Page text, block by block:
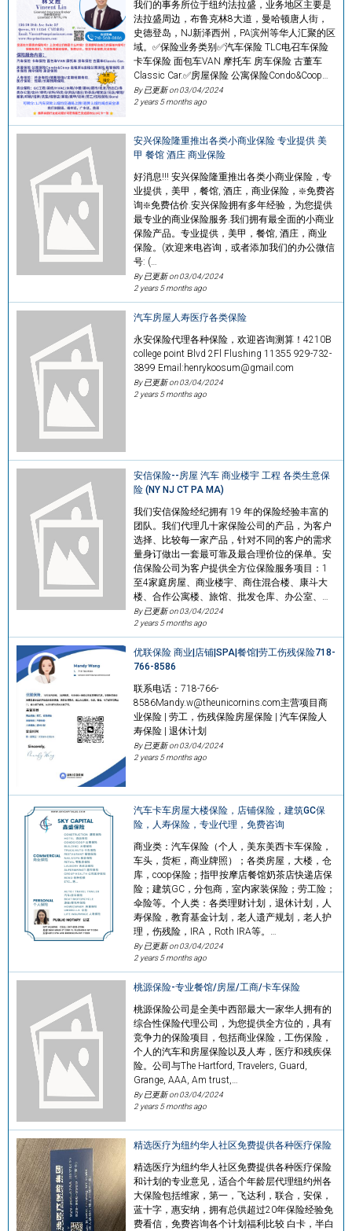
我们的事务所位于纽约法拉盛，业务地区主要是
法拉盛周边，布鲁克林8大道，曼哈顿唐人街，
史德登岛，NJ新泽西州，PA滨州等华人汇聚的区
域。✅保险业务类别✅汽车保险 TLC电召车保险
卡车保险 面包车VAN 摩托车 房车保险 古董车
Classic Car.✅房屋保险 公寓保险Condo&Coop…
By 已更新 on03/04/2024
2 years 5 months ago
安兴保险隆重推出各类小商业保险 专业提供 美
甲 餐馆 酒庄 商业保险
好消息!!! 安兴保险隆重推出各类小商业保险，专
业提供，美甲，餐馆, 酒庄，商业保险，❇️免费咨
询❇️免费估价.安兴保险拥有多年经验，为您提供
最专业的商业保险服务.我们拥有最全面的小商业
保险产品。专业提供，美甲，餐馆, 酒庄，商业
保险。(欢迎来电咨询，或者添加我们的办公微信
号: (…
By 已更新 on03/04/2024
2 years 5 months ago
汽车房屋人寿医疗各类保险
永安保险代理各种保险，欢迎咨询测算！4210B
college point Blvd 2Fl Flushing 11355 929-732-
3899 Email:henrykoosum@gmail.com
By 已更新 on03/04/2024
2 years 5 months ago
安信保险--房屋 汽车 商业楼宇 工程 各类生意保
险 (NY NJ CT PA MA)
我们安信保险经纪拥有 19 年的保险经验丰富的
团队。我们代理几十家保险公司的产品，为客户
选择、比较每一家产品，针对不同的客户的需求
量身订做出一套最可靠及最合理价位的保单。安
信保险公司为客户提供全方位保险服务项目：1
至4家庭房屋、商业楼宇、商住混合楼、康斗大
楼、合作公寓楼、旅馆、批发仓库、办公室、…
By 已更新 on03/04/2024
2 years 5 months ago
优联保险 商业|店铺|SPA|餐馆|劳工伤残保险718-
766-8586
联系电话：718-766-
8586Mandy.w@theunicornins.com主营项目商
业保险 | 劳工，伤残保险房屋保险 | 汽车保险人
寿保险 | 退休计划
By 已更新 on03/04/2024
2 years 5 months ago
汽车卡车房屋大楼保险，店铺保险，建筑GC保
险，人寿保险，专业代理，免费咨询
商业类：汽车保险（个人，美东美西卡车保险，
车头，货柜，商业牌照）；各类房屋，大楼，仓
库，coop保险；指甲按摩店餐馆奶茶店快递店保
险；建筑GC，分包商，室内家装保险；劳工险；
伞险等。个人类：各类理财计划，退休计划，人
寿保险，教育基金计划，老人遗产规划，老人护
理，伤残险，IRA，Roth IRA等。…
By 已更新 on03/04/2024
2 years 5 months ago
桃源保险-专业餐馆/房屋/工商/卡车保险
桃源保险公司是全美中西部最大一家华人拥有的
综合性保险代理公司，为您提供全方位的，具有
竞争力的保险项目，包括商业保险，工伤保险，
个人的汽车和房屋保险以及人寿，医疗和残疾保
险。公司与The Hartford, Travelers, Guard,
Grange, AAA, Am trust,…
By 已更新 on03/04/2024
2 years 5 months ago
精选医疗为纽约华人社区免费提供各种医疗保险
精选医疗为纽约华人社区免费提供各种医疗保险
和计划的专业意见，适合个年龄层代理纽约州各
大保险包括维家，第一，飞达利，联合，安保，
蓝十字，惠安纳，拥有总供超过20年保险经验免
费看信，免费咨询各个计划福利比较 白卡，半白